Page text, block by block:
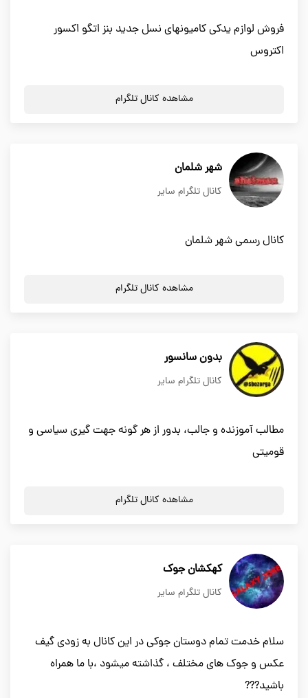
فروش لوازم یدکی کامیونهای نسل جدید بنز اتگو اکسور
اکتروس
مشاهده کانال تلگرام
شهر شلمان
کانال تلگرام سایر
کانال رسمی شهر شلمان
مشاهده کانال تلگرام
بدون سانسور
کانال تلگرام سایر
مطالب آموزنده و جالب، بدور از هر گونه جهت گیری سیاسی و
قوميتي
مشاهده کانال تلگرام
کهکشان جوک
کانال تلگرام سایر
سلام خدمت تمام دوستان جوکی در این کانال به زودی گیف
عکس و جوک های مختلف ، گذاشته میشود ،با ما همراه
باشید???